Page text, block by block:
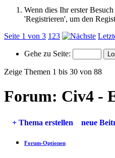
Wenn dies Ihr erster
'Registrieren', um den
Seite 1 von 3 1 23
Gehe zu Seite:
Zeige Themen 1 bis 30 von 88
Forum: Civ4 -
+ Thema erstellen neue
Forum-Optionen